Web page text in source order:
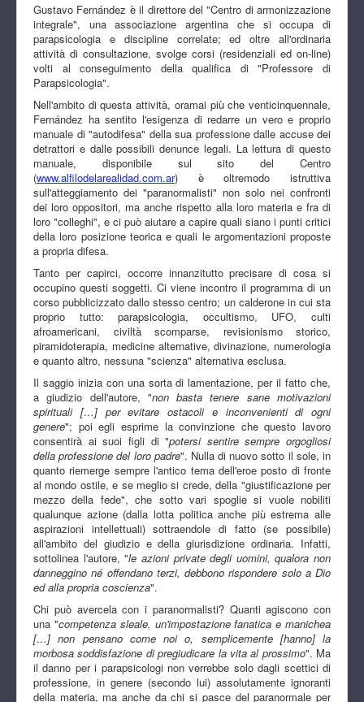
Gustavo Fernández è il direttore del "Centro di armonizzazione
integrale", una associazione argentina che si occupa di
parapsicologia e discipline correlate; ed oltre all'ordinaria
attività di consultazione, svolge corsi (residenziali ed on-line)
volti al conseguimento della qualifica di "Professore di
Parapsicologia".
Nell'ambito di questa attività, oramai più che venticinquennale,
Fernández ha sentito l'esigenza di redarre un vero e proprio
manuale di "autodifesa" della sua professione dalle accuse dei
detrattori e dalle possibili denunce legali. La lettura di questo
manuale, disponibile sul sito del Centro
(www.alfilodelarealidad.com.ar) è oltremodo istruttiva
sull'atteggiamento dei "paranormalisti" non solo nei confronti
dei loro oppositori, ma anche rispetto alla loro materia e fra di
loro "colleghi", e ci può aiutare a capire quali siano i punti critici
della loro posizione teorica e quali le argomentazioni proposte
a propria difesa.
Tanto per capirci, occorre innanzitutto precisare di cosa si
occupino questi soggetti. Ci viene incontro il programma di un
corso pubblicizzato dallo stesso centro; un calderone in cui sta
proprio tutto: parapsicologia, occultismo, UFO, culti
afroamericani, civiltà scomparse, revisionismo storico,
piramidoterapia, medicine alternative, divinazione, numerologia
e quanto altro, nessuna "scienza" alternativa esclusa.
Il saggio inizia con una sorta di lamentazione, per il fatto che,
a giudizio dell'autore, "non basta tenere sane motivazioni
spirituali […] per evitare ostacoli e inconvenienti di ogni
genere"; poi egli esprime la convinzione che questo lavoro
consentirà ai suoi figli di "potersi sentire sempre orgogliosi
della professione del loro padre". Nulla di nuovo sotto il sole, in
quanto riemerge sempre l'antico tema dell'eroe posto di fronte
al mondo ostile, e se meglio si crede, della "giustificazione per
mezzo della fede", che sotto vari spoglie si vuole nobiliti
qualunque azione (dalla lotta politica anche più estrema alle
aspirazioni intellettuali) sottraendole di fatto (se possibile)
all'ambito del giudizio e della giurisdizione ordinaria. Infatti,
sottolinea l'autore, "le azioni private degli uomini, qualora non
danneggino né offendano terzi, debbono rispondere solo a Dio
ed alla propria coscienza".
Chi può avercela con i paranormalisti? Quanti agiscono con
una "competenza sleale, un'impostazione fanatica e manichea
[…] non pensano come noi o, semplicemente [hanno] la
morbosa soddisfazione di pregiudicare la vita al prossimo". Ma
il danno per i parapsicologi non verrebbe solo dagli scettici di
professione, in genere (secondo lui) assolutamente ignoranti
della materia, ma anche da chi si pasce del paranormale per